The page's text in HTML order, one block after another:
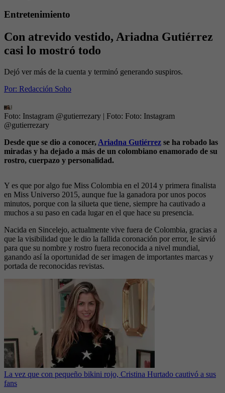
Entretenimiento
Con atrevido vestido, Ariadna Gutiérrez
casi lo mostró todo
Dejó ver más de la cuenta y terminó generando suspiros.
Por: Redacción Soho
Foto: Instagram @gutierrezary | Foto: Foto: Instagram
@gutierrezary
Desde que se dio a conocer, Ariadna Gutiérrez se ha robado las
miradas y ha dejado a más de un colombiano enamorado de su
rostro, cuerpazo y personalidad.
Y es que por algo fue Miss Colombia en el 2014 y primera finalista
en Miss Universo 2015, aunque fue la ganadora por unos pocos
minutos, porque con la silueta que tiene, siempre ha cautivado a
muchos a su paso en cada lugar en el que hace su presencia.
Nacida en Sincelejo, actualmente vive fuera de Colombia, gracias a
que la visibilidad que le dio la fallida coronación por error, le sirvió
para que su nombre y rostro fuera reconocida a nivel mundial,
ganando así la oportunidad de ser imagen de importantes marcas y
portada de reconocidas revistas.
La vez que con pequeño bikini rojo, Cristina Hurtado cautivó a sus
fans